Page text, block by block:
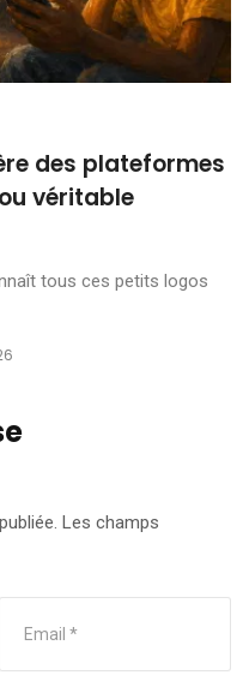
des plateformes
véritable
tous ces petits logos
Les champs